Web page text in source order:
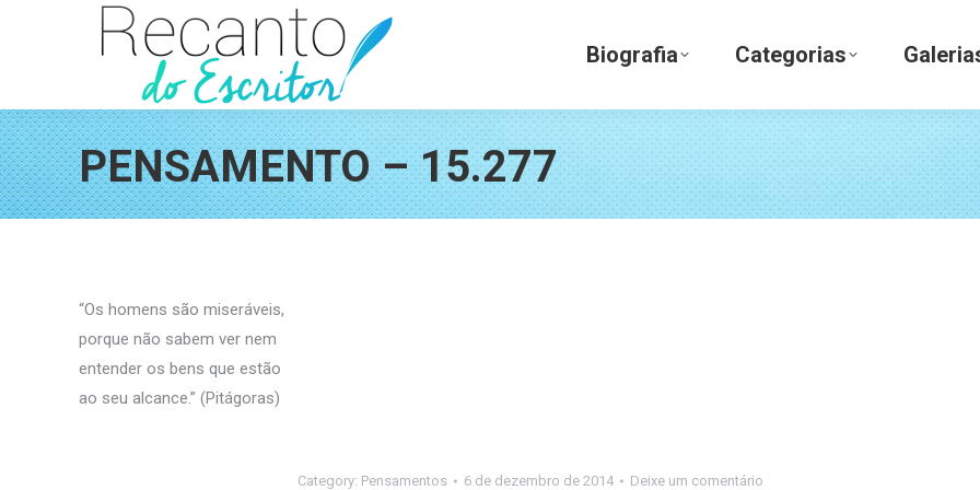
Biografia Categorias
PENSAMENTO – 15.277
“Os homens são miseráveis,
porque não sabem ver nem
entender os bens que estão
ao seu alcance.” (Pitágoras)
Category: Pensamentos 6 de dezembro de 2014 Deixe um comentário